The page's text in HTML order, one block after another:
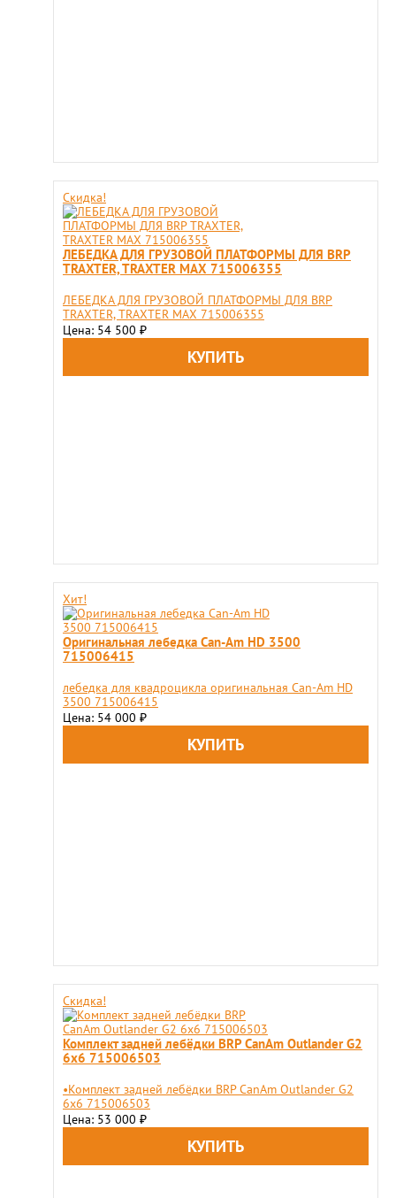
Скидка!
ЛЕБЕДКА ДЛЯ ГРУЗОВОЙ ПЛАТФОРМЫ ДЛЯ BRP
TRAXTER, TRAXTER MAX 715006355
ЛЕБЕДКА ДЛЯ ГРУЗОВОЙ ПЛАТФОРМЫ ДЛЯ BRP
TRAXTER, TRAXTER MAX 715006355
Цена: 54 500 ₽
Хит!
Оригинальная лебедка Can-Am HD 3500
715006415
лебедка для квадроцикла оригинальная Can-Am HD
3500 715006415
Цена: 54 000 ₽
Скидка!
Комплект задней лебёдки BRP CanAm Outlander G2
6x6 715006503
•Комплект задней лебёдки BRP CanAm Outlander G2
6x6 715006503
Цена: 53 000 ₽